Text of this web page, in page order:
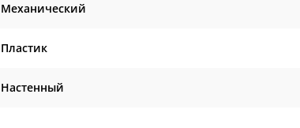
Механический
Пластик
Настенный